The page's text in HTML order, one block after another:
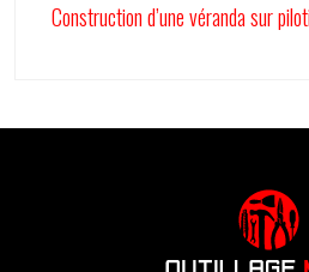
Construction d’une véranda sur